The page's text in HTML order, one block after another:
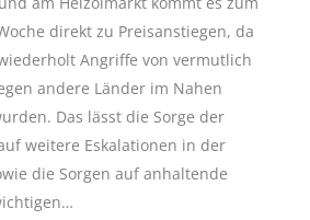
direkt zu Preisanstiegen, da
Angriffe von vermutlich
andere Länder im Nahen
Das lässt die Sorge der
weitere Eskalationen in der
die Sorgen auf anhaltende